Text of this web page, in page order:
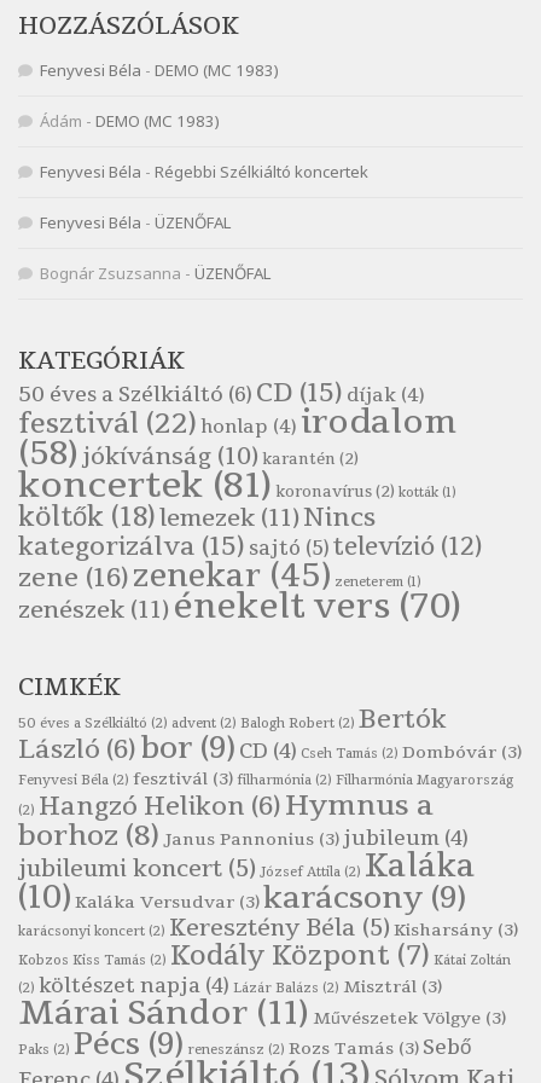
Nagy Bandó András: Vakondok
Nagy Bandó András: Vizilóblues
Szélkiáltó
Szélkiáltó
Népköltés: Most érkeztünk
Szélkiáltó
Népköltés: Reggeli köszöntő
Pákolitz István: Altató
Szélkiáltó
Pákolitz István: Bakarasz
Szélkiáltó
Pákolitz István: Csiga-biga
Szélkiáltó
Pákolitz István: Kiolvasó
Szélkiáltó
Páskándi Géza: Madárijesztő
Szélkiáltó
Szélkiáltó
Robert Burns: Árpa Jankó
Szélkiáltó
Robert Burns: Most hoci a számlát
Szélkiáltó
Robert Burns: Most hoci a számlát
Szélkiáltó
Robert Burns: Nagyhasú flaskó…
Szélkiáltó
Robert Burns: Skót ital
Szélkáltó
Robert Burns: Skót ital
Szélkiáltó
HOZZÁSZÓLÁSOK
Fenyvesi Béla - DEMO (MC 1983)
Ádám - DEMO (MC 1983)
Fenyvesi Béla - Régebbi Szélkiáltó koncertek
Fenyvesi Béla - ÜZENŐFAL
Bognár Zsuzsanna - ÜZENŐFAL
KATEGÓRIÁK
50 éves a Szélkiáltó (6) CD (15) díjak (4)
fesztivál (22) honlap (4) irodalom
(58)jókívánság (10) karantén (2)
koncertek(81) koronavírus(2) kották (1)
költők (18)lemezek (11)Nincs
kategorizálva (15) sajtó (5)televízió (12)
zene (16)zenekar (45) zeneterem (1)
zenészek (11) énekelt vers (70)
CIMKÉK
50 éves a Szélkiáltó (2) advent (2) Balogh Robert (2) Bertók
László (6)bor (9) CD (4) Cseh Tamás (2) Dombóvár (3)
Fenyvesi Béla (2) fesztivál (3) filharmónia (2) Filharmónia Magyarország
(2) Hangzó Helikon (6)Hymnus a
borhoz (8) Janus Pannonius (3)jubileum (4)
jubileumi koncert (5) József Attila (2) Kaláka
(10) Kaláka Versudvar (3)karácsony (9)
karácsonyi koncert (2) Keresztény Béla (5) Kisharsány (3)
Kobzos Kiss Tamás (2) Kodály Központ (7) Kátai Zoltán
(2) költészet napja (4) Lázár Balázs (2) Misztrál (3)
Márai Sándor (11) Művészetek Völgye (3)
Paks (2) Pécs (9) reneszánsz (2) Rozs Tamás (3) Sebő